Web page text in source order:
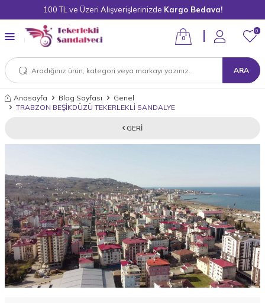
100 TL ve Üzeri Alışverişlerinizde Kargo Bedava!
ARA
0
0
Anasayfa Blog Sayfası
Genel
TRABZON BEŞİKDÜZÜ TEKERLEKLİ SANDALYE
GERI